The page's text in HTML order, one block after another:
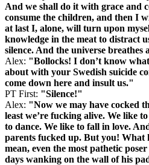
And we shall do it with grace and
consume the children, and then I
at last I, alone, will turn upon
knowledge in the meat to distract
silence. And the universe breathes
Alex: "Bollocks! I don’t know
about with your Swedish suicide
come down here and insult us."
PT First: "Silence!"
Alex: "Now we may have cocked
least we’re fucking alive. We like
to dance. We like to fall in love.
parents fucked up. But you! What
mean, even the most pathetic
days wanking on the wall of his